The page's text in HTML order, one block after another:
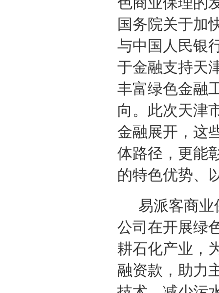
国务院关于加
与中国人民银
于金融支持天
丰富绿色金融
向。此次天津
金融展开，这
体路径，更能
的特色优势、
易派客商
公司在开展绿
耕石化产业，
融资款，助力